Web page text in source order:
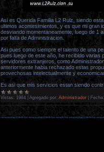
Asi es Querida Familia L2 Rulz, siendo
ultimos acontesimientos, y es que mi gran
desviando momentaneamente, luego de 1
por falta de Administracion.
Asi pues como siempre el talento de una
pues luego de este año, he recibido
servidores extranjeros, como
anteriormente habia rechazado estas
provechosas intelectualmente y
Es asi que mis servicios estan siendo
Vistas: 1984 Agregado por: Administrador Fecha: